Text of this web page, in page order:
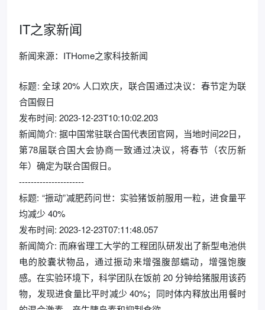
IT之家新闻
新闻来源：ITHome之家科技新闻
标题: 全球 20% 人口欢庆，联合国通过决议：春节定为联
合国假日
发布时间: 2023-12-23T10:10:02.203
新闻简介: 据中国常驻联合国代表团官网，当地时间22日，
第78届联合国大会协商一致通过决议，将春节（农历新
年）确定为联合国假日。
----------------------
标题: “振动”减肥药问世：实验猪饭前服用一粒，进食量平
均减少 40%
发布时间: 2023-12-23T07:11:48.057
新闻简介: 而麻省理工大学的工程团队研发出了新型电池供
电的胶囊状物品，通过振动来增强腹部蠕动，增强饱腹
感。在实验环境下，科学团队在饭前 20 分钟给猪服用该药
物，发现进食量比平时减少 40%；同时体内释放出用餐时